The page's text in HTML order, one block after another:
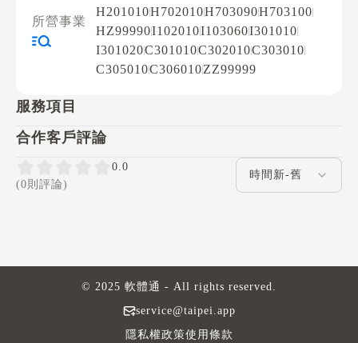
所營事業
H201010H702010H703090H703100
HZ99990I102010I103060I301010
I301020C301010C302010C303010
C305010C306010ZZ99999
服務項目
合作客戶評論
0.0
(0則評論)
評論排序
service@taipei.app
© 2025 軟體通 - All rights reserved.
隱私權政策使用條款